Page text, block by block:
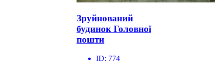
Зруйнований
будинок Головної
пошти
ID: 774